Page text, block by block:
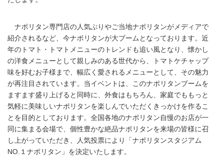
ナポリタン専門店の人気ぶりやご当地ナポリタンがメディアで
紹介されるなど、今ナポリタンが大ブームとなっております。近
年のトマト・トマトメニューのトレンドも追い風となり、懐かし
の洋食メニューとして親しみのある世代から、トマトケチャップ
味を好むお子様まで、幅広く愛されるメニューとして、その魅力
が再注目されています。当イベントは、このナポリタンブームを
ますます盛り上げると同時に、外食はもちろん、家庭でももっと
気軽に美味しいナポリタンを楽しんでいただくきっかけを作るこ
とを目的としております。全国各地のナポリタン自慢のお店が一
同に集まる会場で、個性豊かな絶品ナポリタンを来場の皆様に召
し上がっていただき、人気投票により「ナポリタンスタジアム
NO.１ナポリタン」を決定いたします。